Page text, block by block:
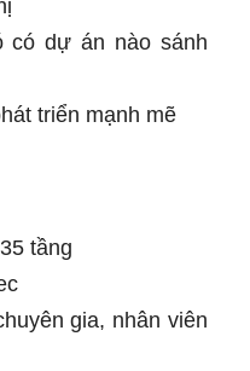
có dự án nào sánh
triển mạnh mẽ
tầng
gia, nhân viên